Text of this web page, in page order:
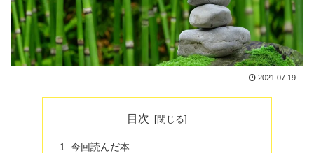
2021.07.19
目次
今回読んだ本